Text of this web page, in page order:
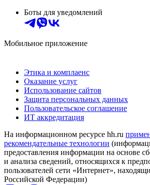
Боты для уведомлений
Мобильное приложение
Этика и комплаенс
Оказание услуг
Использование сайтов
Защита персональных данных
Пользовательское соглашение
ИТ аккредитация
На информационном ресурсе hh.ru
рекомендательные технологии
предоставления информации на основе
и анализа сведений, относящихся к
пользователей сети «Интернет»,
Российской Федерации)